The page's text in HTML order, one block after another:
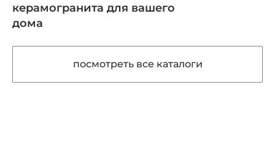
керамогранита для вашего
дома
посмотреть все каталоги